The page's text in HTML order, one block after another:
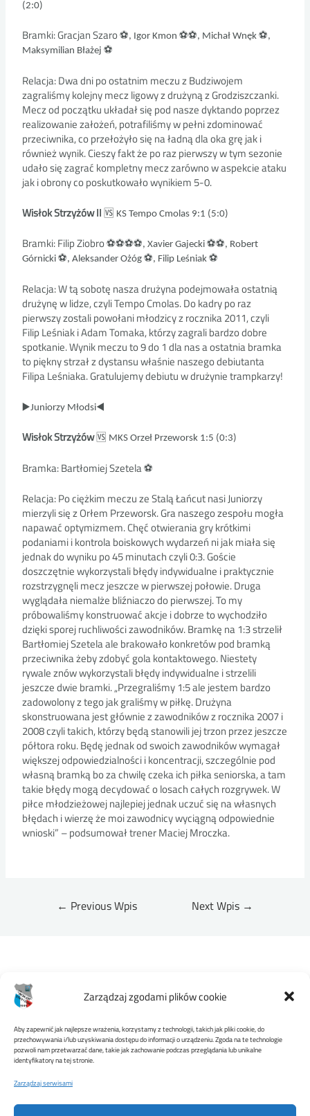
Zarządzaj zgodami plików cookie
Aby zapewnić jak najlepsze wrażenia, korzystamy z technologii, takich jak pliki cookie, do
przechowywania i/lub uzyskiwania dostępu do informacji o urządzeniu. Zgoda na te technologie
pozwoli nam przetwarzać dane, takie jak zachowanie podczas przeglądania lub unikalne
identyfikatory na tej stronie.
Zarządzaj serwisami
(2:0)
Bramki: Gracjan Szaro⚽, Igor Kmon⚽⚽, Michał Wnęk⚽,
Maksymilian Błażej⚽
Relacja: Dwa dni po ostatnim meczu z Budziwojem
zagraliśmy kolejny mecz ligowy z drużyną z Grodziszczanki.
Mecz od początku układał się pod nasze dyktando poprzez
realizowanie założeń, potrafiliśmy w pełni zdominować
przeciwnika, co przełożyło się na ładną dla oka grę jak i
również wynik. Cieszy fakt że po raz pierwszy w tym sezonie
udało się zagrać kompletny mecz zarówno w aspekcie ataku
jak i obrony co poskutkowało wynikiem 5-0.
Wisłok Strzyżów II 🆚 KS Tempo Cmolas 9:1 (5:0)
Bramki: Filip Ziobro⚽⚽⚽⚽, Xavier Gajecki⚽⚽, Robert
Górnicki⚽, Aleksander Ożóg⚽, Filip Leśniak⚽
Relacja: W tą sobotę nasza drużyna podejmowała ostatnią
drużynę w lidze, czyli Tempo Cmolas. Do kadry po raz
pierwszy zostali powołani młodzicy z rocznika 2011, czyli
Filip Leśniak i Adam Tomaka, którzy zagrali bardzo dobre
spotkanie. Wynik meczu to 9 do 1 dla nas a ostatnia bramka
to piękny strzał z dystansu właśnie naszego debiutanta
Filipa Leśniaka. Gratulujemy debiutu w drużynie trampkarzy!
▶Juniorzy Młodsi◀
Wisłok Strzyżów 🆚 MKS Orzeł Przeworsk 1:5 (0:3)
Bramka: Bartłomiej Szetela⚽
Relacja: Po ciężkim meczu ze Stalą Łańcut nasi Juniorzy
mierzyli się z Orłem Przeworsk. Gra naszego zespołu mogła
napawać optymizmem. Chęć otwierania gry krótkimi
podaniami i kontrola boiskowych wydarzeń ni jak miała się
jednak do wyniku po 45 minutach czyli 0:3. Goście
doszczętnie wykorzystali błędy indywidualne i praktycznie
rozstrzygnęli mecz jeszcze w pierwszej połowie. Druga
wyglądała niemalże bliźniaczo do pierwszej. To my
próbowaliśmy konstruować akcje i dobrze to wychodziło
dzięki sporej ruchliwości zawodników. Bramkę na 1:3 strzelił
Bartłomiej Szetela ale brakowało konkretów pod bramką
przeciwnika żeby zdobyć gola kontaktowego. Niestety
rywale znów wykorzystali błędy indywidualne i strzelili
jeszcze dwie bramki. „Przegraliśmy 1:5 ale jestem bardzo
zadowolony z tego jak graliśmy w piłkę. Drużyna
skonstruowana jest głównie z zawodników z rocznika 2007 i
2008 czyli takich, którzy będą stanowili jej trzon przez jeszcze
półtora roku. Będę jednak od swoich zawodników wymagał
większej odpowiedzialności i koncentracji, szczególnie pod
własną bramką bo za chwilę czeka ich piłka seniorska, a tam
takie błędy mogą decydować o losach całych rozgrywek. W
piłce młodzieżowej najlepiej jednak uczuć się na własnych
błędach i wierzę że moi zawodnicy wyciągną odpowiednie
wnioski” – podsumował trener Maciej Mroczka.
← Previous Wpis Next Wpis →